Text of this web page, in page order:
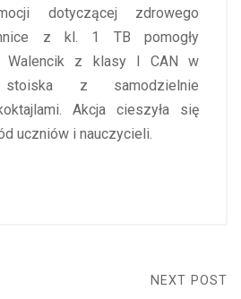
dotyczącej zdrowego
z kl. 1 TB pomogły
Walencik z klasy I CAN w
stoiska z samodzielnie
Akcja cieszyła się
uczniów i nauczycieli.
NEXT POST